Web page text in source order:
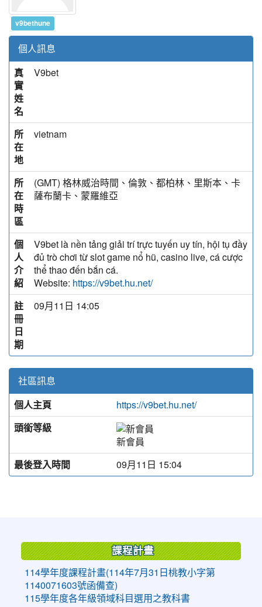
v9bethune
個人訊息
真
實
姓
名
V9bet
所
在
地
vietnam
所
在
時
區
(GMT) 格林威治時間、倫敦、都柏林、里斯本、卡
薩布蘭卡、蒙羅維亞
個
人
介
紹
V9bet là nền tảng giải trí trực tuyến uy tín, hội tụ đầy
đủ trò chơi từ slot game nổ hũ, casino live, cá cược
thể thao đến bắn cá.
Website: https://v9bet.hu.net/
註
冊
日
期
09月11日 14:05
社區訊息
個人主頁
https://v9bet.hu.net/
頭銜等級
新會員
最後登入時間
09月11日 15:04
課程計畫
114學年度課程計畫(114年7月31日桃教小字第
1140071603號函備查)
115學年度各年級領域科目選用之教科書